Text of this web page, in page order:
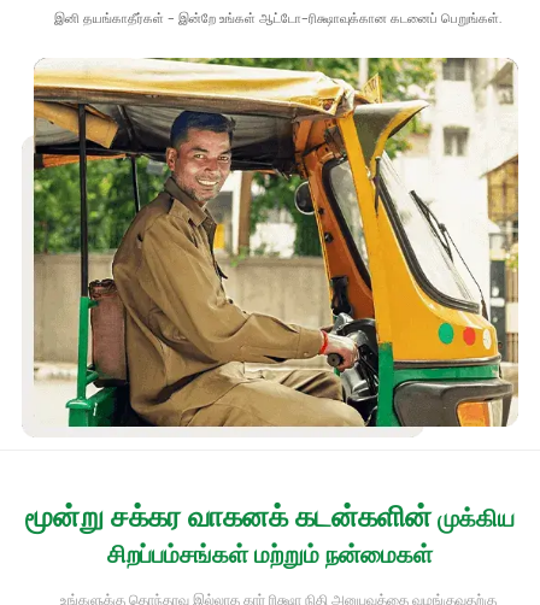
இனி தயங்காதீர்கள் - இன்றே உங்கள் ஆட்டோ-ரிக்ஷாவுக்கான கடனைப் பெறுங்கள்.
மூன்று சக்கர வாகனக் கடன்களின்முக்கிய
சிறப்பம்சங்கள் மற்றும் நன்மைகள்
உங்களுக்கு தொந்தரவு இல்லாத கார் ரிக்ஷா நிதி அனுபவத்தை வழங்குவதற்கு